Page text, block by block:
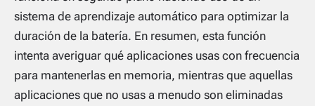
sistema de aprendizaje automático para optimizar la
duración de la batería. En resumen, esta función
intenta averiguar qué aplicaciones usas con frecuencia
para mantenerlas en memoria, mientras que aquellas
aplicaciones que no usas a menudo son eliminadas